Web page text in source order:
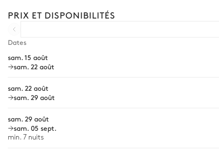
Chef à domicile
Bien-être à domicile
Location de vélo
Les services proposés peuvent varier selon la saison, la
PRIX ET DISPONIBILITÉS
Dates
sam. 15 août
sam. 22 août
sam. 22 août
sam. 29 août
sam. 29 août
sam. 05 sept.
min. 7 nuits